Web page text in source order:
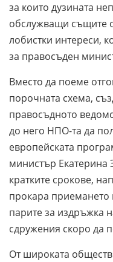
за които дузината
обслужващи същите
лобистки интереси,
за правосъден
Вместо да поеме
порочната схема,
правосъдното
до него НПО-та да
европейската
министър Екатерина
кратките срокове,
прокара приемането
парите за издръжка
сдружения скоро да
От широката